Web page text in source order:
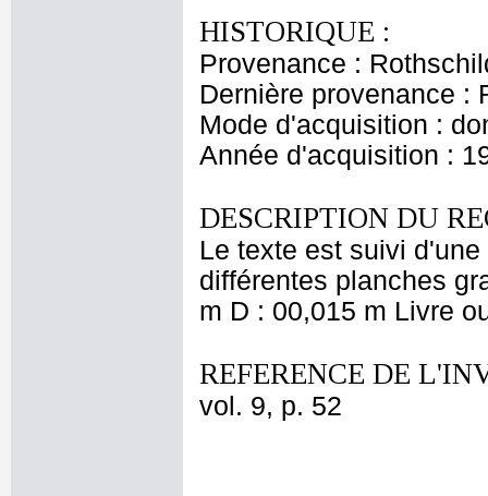
HISTORIQUE :
Provenance :
Dernière provenance :
Mode d'acquisition :
Année d'acquisition :
DESCRIPTION DU
Le texte est suivi
différentes planches
m D : 00,015 m Livre
REFERENCE DE
vol. 9, p. 52